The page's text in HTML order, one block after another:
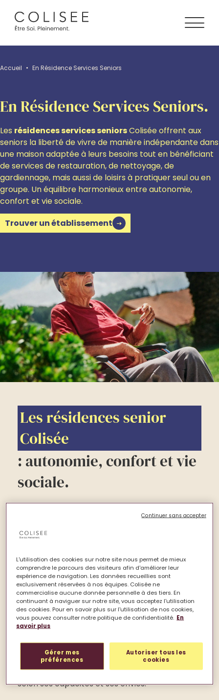
Accueil • En Résidence Services Seniors
En Résidence Services Seniors.
Les résidences services seniorsColisée offrent aux
seniors la liberté de vivre de manière indépendante dans
une maison adaptée à leurs besoins tout en bénéficiant
de services de restauration, de nettoyage, de
gardiennage, mais aussi de loisirs à pratiquer seul ou en
groupe. Un équilibre harmonieux entre autonomie,
confort et vie sociale.
Trouver un établissement
Les résidences senior
Colisée
: autonomie, confort et vie
sociale.
Colisée vous
personnaliser selon vos goûts, avec une cuisine
de bains. Recevez vos proches quand vous le
souhaitez, et venez accompagné de votre
animal de compagnie si vous en avez un.
Nos collaborateurs sont présents pour
organiser des moments de vie et de partage
afin de créer du lien social, de stimuler les
renforcer le bien-être. Culturelles, sportives,
manuelles, intellectuelles : chaque personne
âgée est invitée à participer à nos activités,
selon ses capacités et ses envies.
L'utilisation des cookies sur notre site nous permet de mieux
comprendre le parcours des visiteurs afin d'améliorer leur
expérience de navigation. Les données recueillies sont
exclusivement réservées à nos équipes. Colisée ne
commercialise aucune donnée personnelle à des tiers. En
continuant à naviguer sur notre site, vous acceptez l'utilisation
des cookies. Pour en savoir plus sur l'utilisation de nos cookies,
vous pouvez consulter notre politique de confidentialité. En
savoir plus
Gérer mes
préférences
Autoriser tous les
cookies
Continuer sans accepter